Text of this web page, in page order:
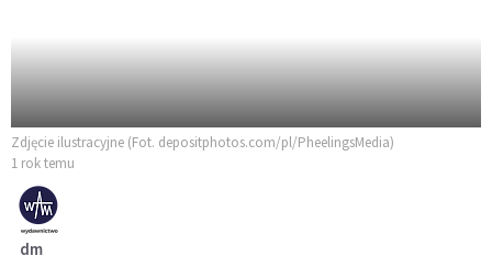
Zdjęcie ilustracyjne (Fot. depositphotos.com/pl/PheelingsMedia)
1 rok temu
dm